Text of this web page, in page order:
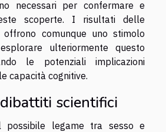
necessari per confermare e
scoperte. I risultati delle
offrono comunque uno stimolo
ulteriormente questo
le potenziali implicazioni
capacità cognitive.
scientifici
possibile legame tra sesso e